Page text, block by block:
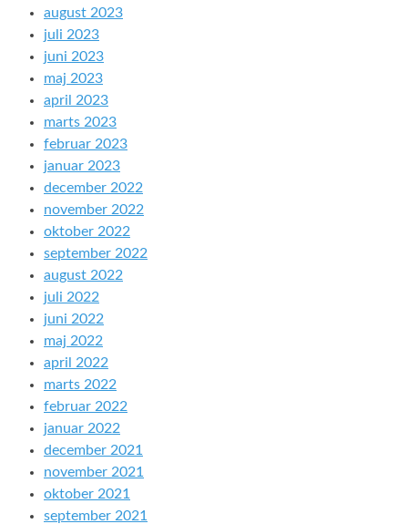
august 2023
juli 2023
juni 2023
maj 2023
april 2023
marts 2023
februar 2023
januar 2023
december 2022
november 2022
oktober 2022
september 2022
august 2022
juli 2022
juni 2022
maj 2022
april 2022
marts 2022
februar 2022
januar 2022
december 2021
november 2021
oktober 2021
september 2021